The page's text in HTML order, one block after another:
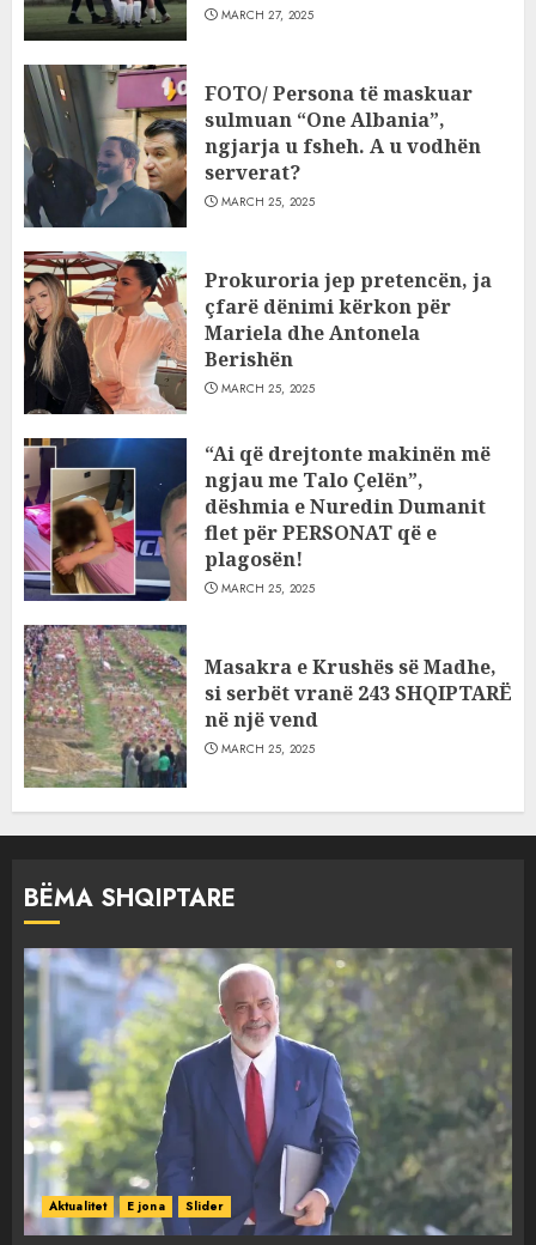
MARCH 27, 2025
FOTO/ Persona të maskuar
sulmuan “One Albania”,
ngjarja u fsheh. A u vodhën
serverat?
MARCH 25, 2025
Prokuroria jep pretencën, ja
çfarë dënimi kërkon për
Mariela dhe Antonela
Berishën
MARCH 25, 2025
“Ai që drejtonte makinën më
ngjau me Talo Çelën”,
dëshmia e Nuredin Dumanit
flet për PERSONAT që e
plagosën!
MARCH 25, 2025
Masakra e Krushës së Madhe,
si serbët vranë 243 SHQIPTARË
në një vend
MARCH 25, 2025
BËMA SHQIPTARE
Aktualitet E jona Slider